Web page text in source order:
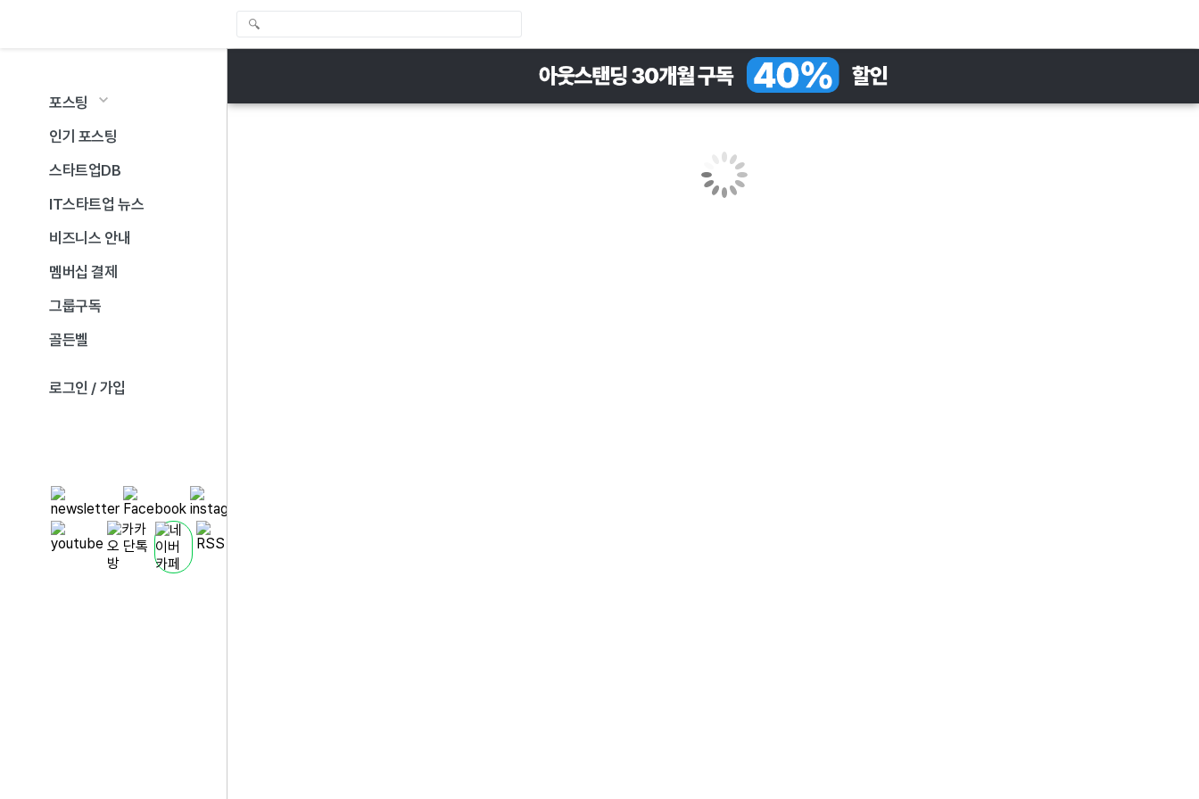
포스팅
인기 포스팅
스타트업DB
IT스타트업 뉴스
비즈니스 안내
멤버십 결제
그룹구독
골든벨
로그인 / 가입